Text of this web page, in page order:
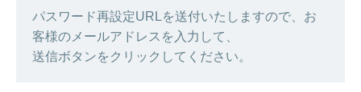
パスワード再設定URLを送付いたしますので、お
客様のメールアドレスを入力して、
送信ボタンをクリックしてください。